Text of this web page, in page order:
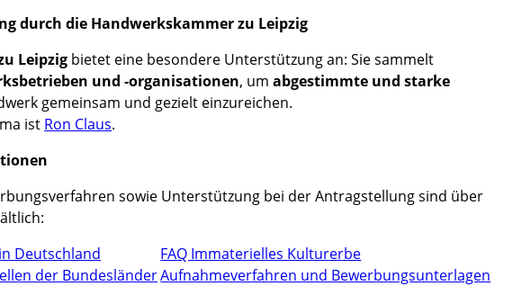
durch die Handwerkskammer zu Leipzig
Leipzig bietet eine besondere Unterstützung an: Sie sammelt
und -organisationen, um abgestimmte und starke
gemeinsam und gezielt einzureichen.
ist Ron Claus.
sowie Unterstützung bei der Antragstellung sind über
Deutschland
der Bundesländer
FAQ Immaterielles Kulturerbe
Aufnahmeverfahren und Bewerbungsunterlagen